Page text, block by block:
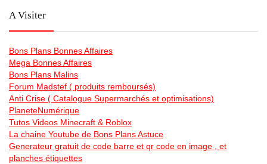
A Visiter
Bons Plans Bonnes Affaires
Mega Bonnes Affaires
Bons Plans Malins
Forum Madstef ( produits remboursés)
Anti Crise ( Catalogue Supermarchés et optimisations)
PlaneteNumérique
Tutos Videos Minecraft & Roblox
La chaine Youtube de Bons Plans Astuce
Generateur gratuit de code barre et qr code en image , et
planches étiquettes